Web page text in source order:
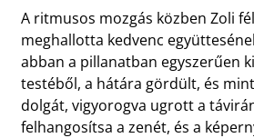
A ritmusos mozgás közben Zoli
meghallotta kedvenc
abban a pillanatban egyszerűen
testéből, a hátára gördült, és
dolgát, vigyorogva ugrott a
felhangosítsa a zenét, és a